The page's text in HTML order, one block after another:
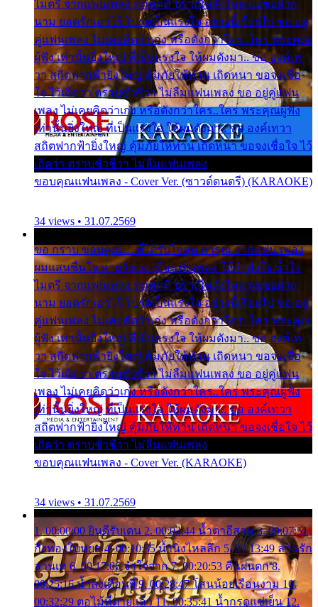
ไมตรี จากแฟนเพลง ทุกทุกที่ ปราณีหลั่งไหล ผมขอฝาก
นาม ยอดรักเอาไว้ โปรดเป็นแรงใจ อย่างนี้เรื่อยไป ขอ อยู่
คู่แฟนเพลง ไม่เคยคิดว่าเก่ง หรือดังกว่าใคร..ใคร พระคุณ
ผู้ฟัง เท่านั้นยิ่งใหญ่ ที่เป็นแรงใจ ให้ผมดังมา.. ขอ องค์เท
วา สถิตฟากฟ้ายิ่งใหญ่ คุ้มภัยให้ท่าน เถิดหนา ขอจงเชื่อ
ใจ ไว้เถิดว่า ตราบชั่วชีวา ไม่ลืมแฟนเพลง ขอ อยู่คู่แฟน
เพลง ไม่เคยคิดว่าเก่ง หรือดังกว่าใคร..ใคร พระคุณผู้ฟัง
เท่านั้นยิ่งใหญ่ ที่เป็นแรงใจ ให้ผมดังมา.. ขอ องค์เทวา
สถิตฟากฟ้ายิ่งใหญ่ คุ้มภัยให้ท่าน เถิดหนา ขอจงเชื่อใจ ไว้
เถิดว่า ตราบชั่วชีวา ไม่ลืมแฟนเพลง
ขอบคุณแฟนเพลง - Cover Ver. (ซาวด์ดนตรี) (KARAOKE)
34 views • 31.07.2569
ขอ กราบ ขอบคุณ.... ที่ได้รับไออุ่น การุณ จากแฟน เพลง
ผมแสนชื่นใจ หายวังเวง เมื่อแฟนเพลง ให้กำลังใจ น้ำใจ
ไมตรี จากแฟนเพลง ทุกทุกที่ ปราณีหลั่งไหล ผมขอฝาก
นาม ยอดรักเอาไว้ โปรดเป็นแรงใจ อย่างนี้เรื่อยไป ขอ อยู่
คู่แฟนเพลง ไม่เคยคิดว่าเก่ง หรือดังกว่าใคร..ใคร พระคุณ
ผู้ฟัง เท่านั้นยิ่งใหญ่ ที่เป็นแรงใจ ให้ผมดังมา.. ขอ องค์เท
วา สถิตฟากฟ้ายิ่งใหญ่ คุ้มภัยให้ท่าน เถิดหนา ขอจงเชื่อ
ใจ ไว้เถิดว่า ตราบชั่วชีวา ไม่ลืมแฟนเพลง ขอ อยู่คู่แฟน
เพลง ไม่เคยคิดว่าเก่ง หรือดังกว่าใคร..ใคร พระคุณผู้ฟัง
เท่านั้นยิ่งใหญ่ ที่เป็นแรงใจ ให้ผมดังมา.. ขอ องค์เทวา
สถิตฟากฟ้ายิ่งใหญ่ คุ้มภัยให้ท่าน เถิดหนา ขอจงเชื่อใจ ไว้
เถิดว่า ตราบชั่วชีวา ไม่ลืมแฟนเพลง
ขอบคุณแฟนเพลง - Cover Ver. (KARAOKE)
34 views • 31.07.2569
1. 00:00:00 ยินดีรับเดน 2. 00:03:44 น้ำตาอีสาน 3. 00:07:51
กิ่งทองใบหยก 4. 00:10:35 น้ำนิ่งไหลลึก 5. 00:13:49 ลานรัก
ลานเท 6. 00:17:06 จำใจจาก 7. 00:20:53 คืนฝนตก 8.
00:25:16 น้ำลงเดือนยี่ 9. 00:28:47 โสนน้อยเรือนงาม 10.
00:32:29 ตอไม้ที่ตายแล้ว 11. 00:35:41 น้ำกรดแช่เย็น 12.